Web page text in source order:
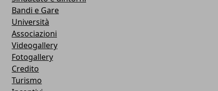
Bandi e Gare
Università
Associazioni
Videogallery
Fotogallery
Credito
Turismo